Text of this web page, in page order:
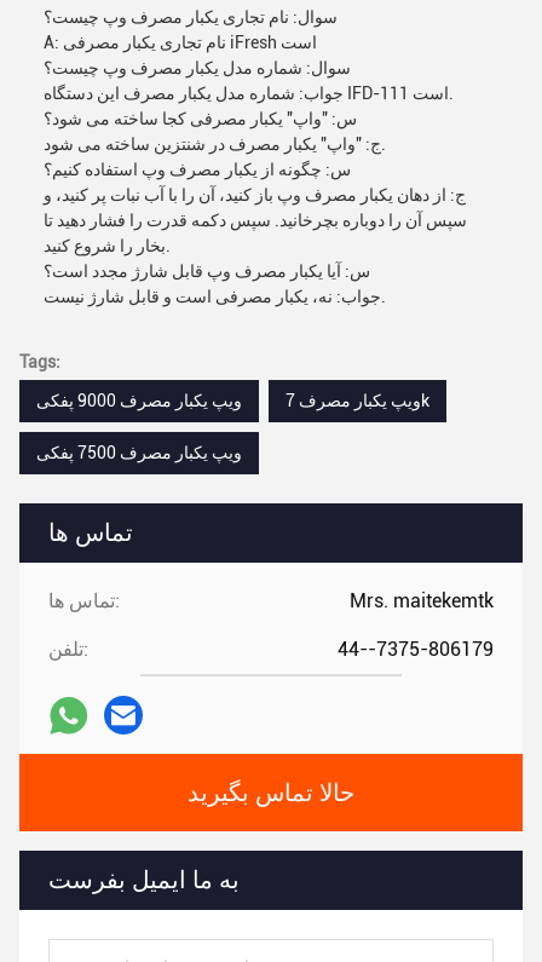
تماس ها
تماس ها: Mrs. maitekemtk
تلفن: 44--7375-806179
حالا تماس بگیرید
به ما ایمیل بفرست
سوال: نام تجاری یکبار مصرف وپ چیست؟
A: نام تجاری یکبار مصرفی iFresh است
سوال: شماره مدل یکبار مصرف وپ چیست؟
س: "واپ" یکبار مصرفی کجا ساخته می شود؟
س: چگونه از یکبار مصرف وپ استفاده کنیم؟
ج: از دهان یکبار مصرف وپ باز کنید، آن را با آب نبات پر کنید، و
سپس آن را دوباره بچرخانید. سپس دکمه قدرت را فشار دهید تا
س: آیا یکبار مصرف وپ قابل شارژ مجدد است؟
Tags:
ویپ یکبار مصرف 9000 پفکی
ویپ یکبار مصرف 7k
ویپ یکبار مصرف 7500 پفکی